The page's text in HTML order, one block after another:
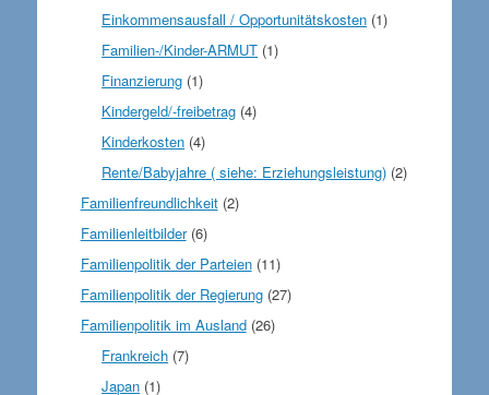
Einkommensausfall / Opportunitätskosten (1)
Familien-/Kinder-ARMUT (1)
Finanzierung (1)
Kindergeld/-freibetrag (4)
Kinderkosten (4)
Rente/Babyjahre ( siehe: Erziehungsleistung) (2)
Familienfreundlichkeit(2)
Familienleitbilder(6)
Familienpolitik der Parteien(11)
Familienpolitik der Regierung(27)
Familienpolitik im Ausland(26)
Frankreich (7)
Japan (1)